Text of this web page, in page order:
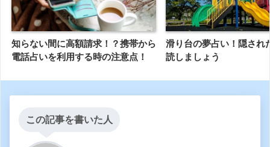
知らない間に高額請求！？携帯から
電話占いを利用する時の注意点！
滑り台の夢占い！隠され
読しましょう
この記事を書いた人